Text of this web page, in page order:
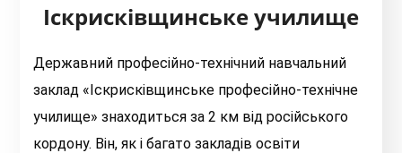
Іскрисківщинське училище
Державний професійно-технічний навчальний
заклад «Іскрисківщинське професійно-технічне
училище» знаходиться за 2 км від російського
кордону. Він, як і багато закладів освіти